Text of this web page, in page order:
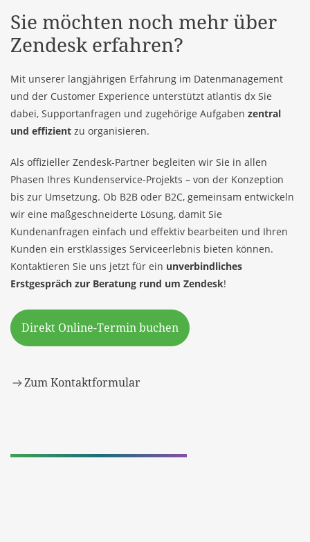
Sie möchten noch mehr über
Zendesk erfahren?
Mit unserer langjährigen Erfahrung im Datenmanagement
und der Customer Experience unterstützt atlantis dx Sie
dabei, Supportanfragen und zugehörige Aufgaben zentral
und effizient zu organisieren.
Als offizieller Zendesk-Partner begleiten wir Sie in allen
Phasen Ihres Kundenservice-Projekts – von der Konzeption
bis zur Umsetzung. Ob B2B oder B2C, gemeinsam entwickeln
wir eine maßgeschneiderte Lösung, damit Sie
Kundenanfragen einfach und effektiv bearbeiten und Ihren
Kunden ein erstklassiges Serviceerlebnis bieten können.
Kontaktieren Sie uns jetzt für ein unverbindliches
Erstgespräch zur Beratung rund um Zendesk!
Direkt Online-Termin buchen
Zum Kontaktformular